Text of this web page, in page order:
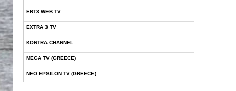
ERT3 WEB TV
EXTRA 3 TV
KONTRA CHANNEL
MEGA TV (GREECE)
NEO EPSILON TV (GREECE)